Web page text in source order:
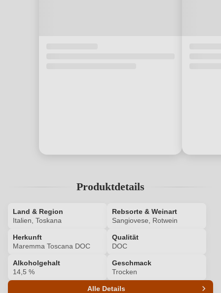
Produktdetails
Land & Region
Italien, Toskana
Rebsorte & Weinart
Sangiovese, Rotwein
Herkunft
Maremma Toscana DOC
Qualität
DOC
Alkoholgehalt
14,5 %
Geschmack
Trocken
Alle Details